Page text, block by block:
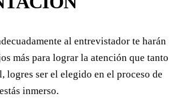
al entrevistador te harán
más para lograr la atención que tanto
logres ser el elegido en el proceso de
inmerso.